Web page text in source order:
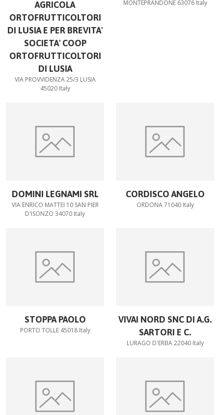
AGRICOLA
ORTOFRUTTICOLTORI
DI LUSIA E PER BREVITA'
SOCIETA' COOP
ORTOFRUTTICOLTORI
DI LUSIA
VIA PROVVIDENZA 25/3 LUSIA
45020 Italy
MONTEPRANDONE 63076 Italy
DOMINI LEGNAMI SRL
VIA ENRICO MATTEI 10 SAN PIER
D'ISONZO 34070 Italy
CORDISCO ANGELO
ORDONA 71040 Italy
STOPPA PAOLO
PORTO TOLLE 45018 Italy
VIVAI NORD SNC DI A.G.
SARTORI E C.
LURAGO D'ERBA 22040 Italy